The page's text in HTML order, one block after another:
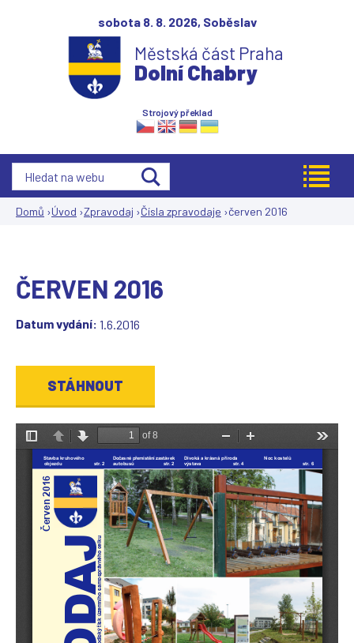
sobota 8. 8. 2026, Soběslav
Městská část Praha
Dolní Chabry
Strojový překlad
Domů ›Úvod ›Zpravodaj ›Čísla zpravodaje ›červen 2016
ČERVEN 2016
Datum vydání: 1.6.2016
STÁHNOUT